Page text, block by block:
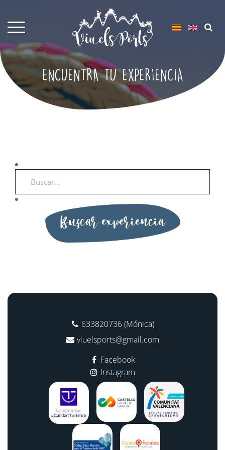
ENCUENTRA TU EXPERIENCIA
633820736 (Mónica)
viuelsports@gmail.com
Facebook
Instagram